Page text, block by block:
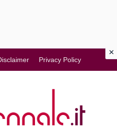
Privacy Policy